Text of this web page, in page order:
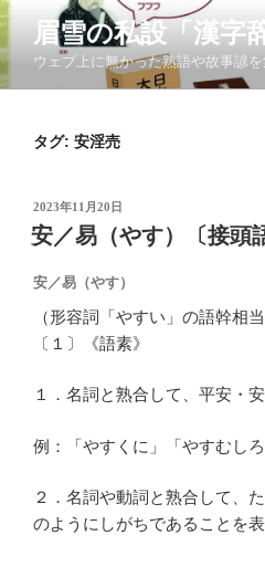
コ
ン
テ
ン
眉雪の私設「漢字
ウェブ上に無かった熟語や故事諺
タグ: 安淫売
投
稿
日:
2023年11月20日
安／易（やす）〔接頭
安／易（やす）
（形容詞「やすい」の語幹相当
〔１〕《語素》
１．名詞と熟合して、平安・
例：「やすくに」「やすむし
２．名詞や動詞と熟合して、
のようにしがちであることを表